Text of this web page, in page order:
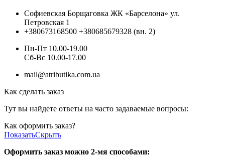
Софиевская Борщаговка ЖК «Барселона» ул.
Петровская 1
+380673168500 +380685679328 (вн. 2)
Пн-Пт 10.00-19.00
Cб-Вс 10.00-17.00
mail@atributika.com.ua
Как сделать заказ
Тут вы найдете ответы на часто задаваемые вопросы:
Как оформить заказ?
ПоказатьСкрыть
Оформить заказ можно 2-мя способами: